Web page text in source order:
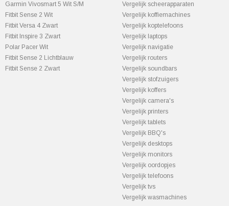
Garmin Vivosmart 5 Wit S/M
Fitbit Sense 2 Wit
Fitbit Versa 4 Zwart
Fitbit Inspire 3 Zwart
Polar Pacer Wit
Fitbit Sense 2 Lichtblauw
Fitbit Sense 2 Zwart
Vergelijk scheerapparaten
Vergelijk koffiemachines
Vergelijk koptelefoons
Vergelijk laptops
Vergelijk navigatie
Vergelijk routers
Vergelijk soundbars
Vergelijk stofzuigers
Vergelijk koffers
Vergelijk camera's
Vergelijk printers
Vergelijk tablets
Vergelijk BBQ's
Vergelijk desktops
Vergelijk monitors
Vergelijk oordopjes
Vergelijk telefoons
Vergelijk tvs
Vergelijk wasmachines